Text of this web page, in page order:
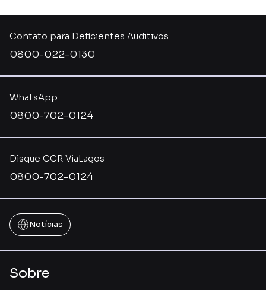
Disque CCR ViaLagos
0800-702-0124
Contato para Deficientes Auditivos
0800-022-0130
WhatsApp
0800-702-0124
Notícias
Sobre